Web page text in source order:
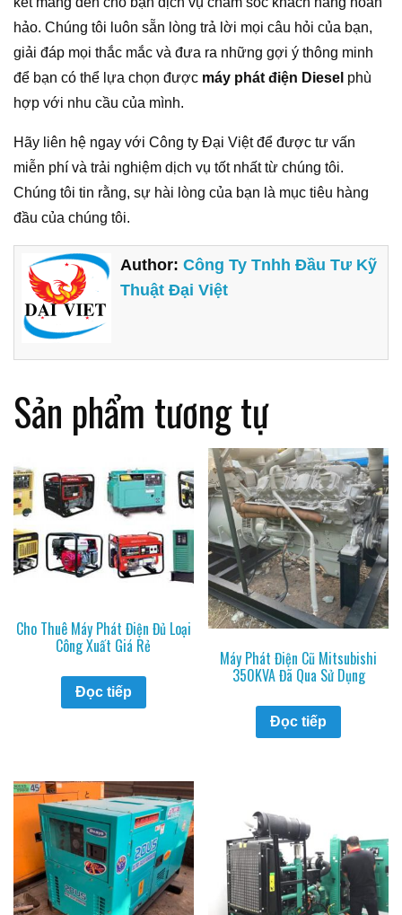
hảo. Chúng tôi luôn sẵn lòng trả lời mọi câu hỏi của bạn,
giải đáp mọi thắc mắc và đưa ra những gợi ý thông minh
để bạn có thể lựa chọn được máy phát điện Diesel phù
hợp với nhu cầu của mình.
Hãy liên hệ ngay với Công ty Đại Việt để được tư vấn
miễn phí và trải nghiệm dịch vụ tốt nhất từ chúng tôi.
Chúng tôi tin rằng, sự hài lòng của bạn là mục tiêu hàng
đầu của chúng tôi.
Author:Công Ty Tnhh Đầu Tư Kỹ
Thuật Đại Việt
Sản phẩm tương tự
Cho Thuê Máy Phát Điện Đủ Loại
Công Xuất Giá Rẻ
Đọc tiếp
Máy Phát Điện Cũ Mitsubishi
350KVA Đã Qua Sử Dụng
Đọc tiếp